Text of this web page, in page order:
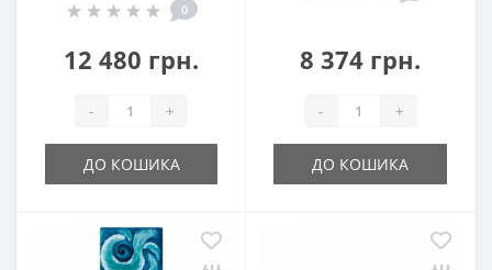
0
12 480 грн.
- +
ДО КОШИКА
8 374 грн.
- +
ДО КОШИКА